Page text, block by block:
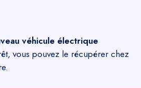
véhicule électrique
vous pouvez le récupérer chez